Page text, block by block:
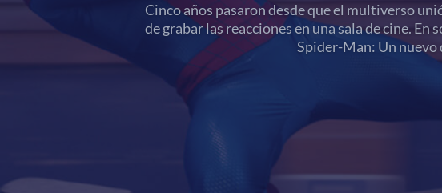
Cinco años pasaron desde que el multiverso
de grabar las reacciones en una sala de cine.
Spider-Man: Un